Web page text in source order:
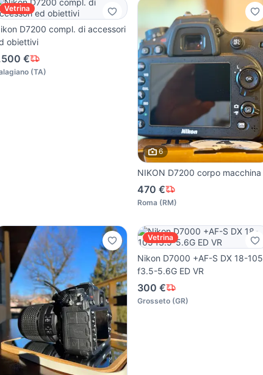
Vetrina
D7200 compl. di accessori
obiettivi
€
(TA)
6
NIKON D7200 corpo macchina
470 €
Roma (RM)
Vetrina
Nikon D7000 +AF-S DX 18-105
f3.5-5.6G ED VR
300 €
Grosseto(GR)